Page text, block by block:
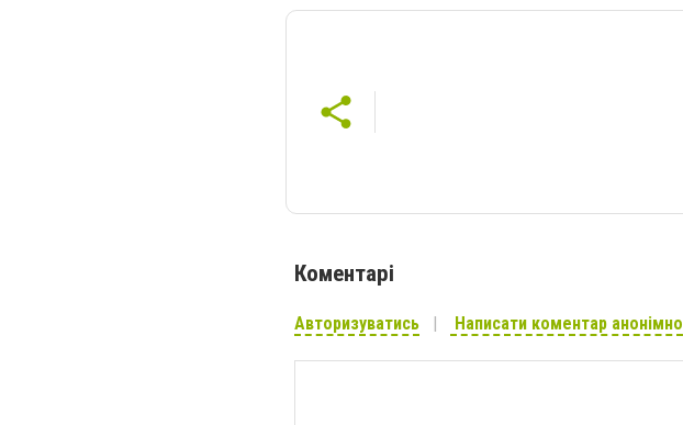
Коментарі
Авторизуватись Написати коментар анонімно